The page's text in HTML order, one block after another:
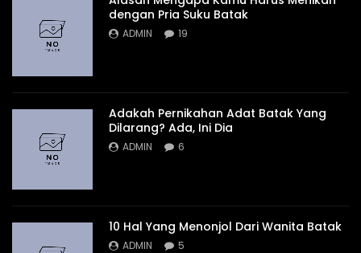
dengan Pria Suku Batak
ADMIN 19
Adakah Pernikahan Adat Batak Yang
Dilarang? Ada, Ini Dia
ADMIN 6
10 Hal Yang Menonjol Dari Wanita Batak
ADMIN 5